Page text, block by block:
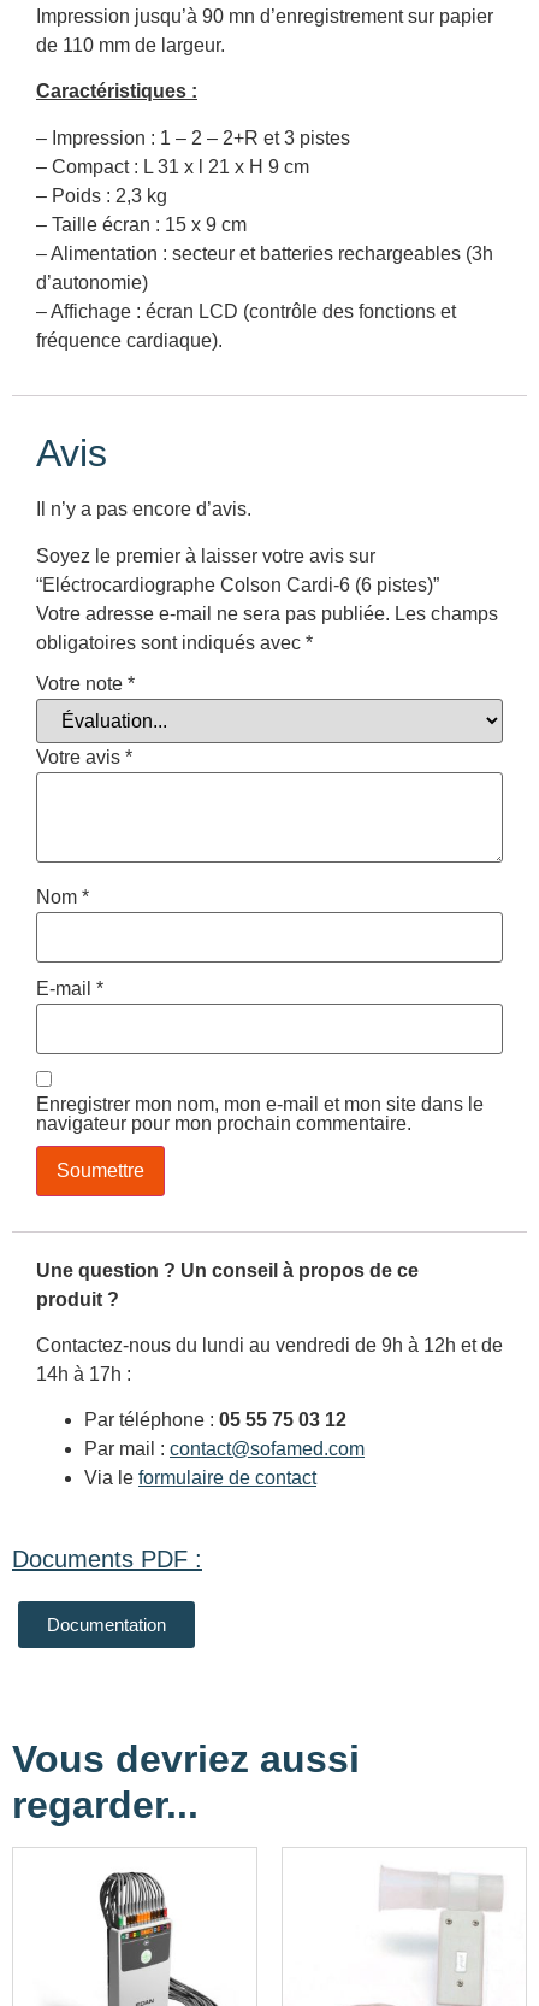
Impression jusqu’à 90 mn d’enregistrement sur papier
de 110 mm de largeur.
Caractéristiques :
– Impression : 1 – 2 – 2+R et 3 pistes
– Compact : L 31 x l 21 x H 9 cm
– Poids : 2,3 kg
– Taille écran : 15 x 9 cm
– Alimentation : secteur et batteries rechargeables (3h
d’autonomie)
– Affichage : écran LCD (contrôle des fonctions et
fréquence cardiaque).
Avis
Il n’y a pas encore d’avis.
Soyez le premier à laisser votre avis sur
“Eléctrocardiographe Colson Cardi-6 (6 pistes)”
Votre adresse e-mail ne sera pas publiée. Les champs
obligatoires sont indiqués avec *
Votre note *
Votre avis *
Nom *
E-mail *
Enregistrer mon nom, mon e-mail et mon site dans le
navigateur pour mon prochain commentaire.
Une question ? Un conseil à propos de ce
produit ?
Contactez-nous du lundi au vendredi de 9h à 12h et de
14h à 17h :
Par téléphone : 05 55 75 03 12
Par mail : contact@sofamed.com
Via le formulaire de contact
Documents PDF :
Documentation
Vous devriez aussi
regarder...